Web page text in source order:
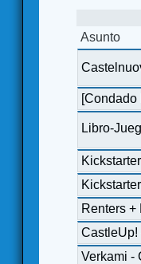
Asunto
Libro-
Renters
CastleUp!
Verkami -